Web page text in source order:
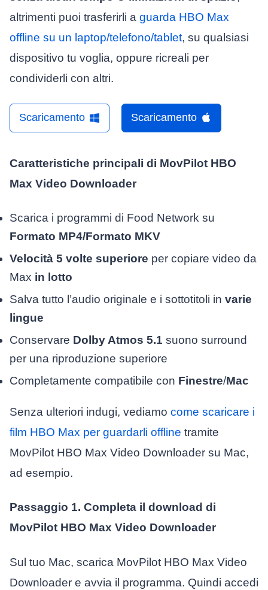
altrimenti puoi trasferirli a guarda HBO Max
offline su un laptop/telefono/tablet, su qualsiasi
dispositivo tu voglia, oppure ricreali per
condividerli con altri.
Scaricamento Scaricamento
Caratteristiche principali di MovPilot HBO
Max Video Downloader
Scarica i programmi di Food Network su
Formato MP4/Formato MKV
Velocità 5 volte superiore per copiare video da
Max in lotto
Salva tutto l’audio originale e i sottotitoli in varie
lingue
Conservare Dolby Atmos 5.1 suono surround
per una riproduzione superiore
Completamente compatibile con Finestre/Mac
Senza ulteriori indugi, vediamo come scaricare i
film HBO Max per guardarli offline tramite
MovPilot HBO Max Video Downloader su Mac,
ad esempio.
Passaggio 1. Completa il download di
MovPilot HBO Max Video Downloader
Sul tuo Mac, scarica MovPilot HBO Max Video
Downloader e avvia il programma. Quindi accedi